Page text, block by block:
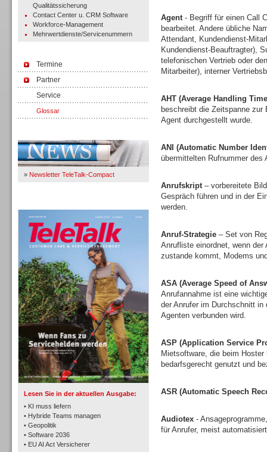
Qualitätssicherung
Contact Center u. CRM Software
Workforce-Management
Mehrwertdienste/Servicenummern
Termine
Partner
Service
Glossar
» Newsletter TeleTalk-Compact
Lesen Sie in der aktuellen Ausgabe:
• KI muss liefern
• Hybride Teams managen
• Geopolitik
• Software 2036
• EU AI Act Versicherer
TK- und ACD-Systeme
Workforce-Management
Agent- Begriff für einen Call
bearbeitet. Andere übliche
Attendant, Kundendienst-
Kundendienst-Beauftragter),
telefonischen Vertrieb oder
Mitarbeiter), interner
AHT (Average Handling
beschreibt die Zeitspanne
Agent durchgestellt wurde.
ANI (Automatic Number
übermittelten Rufnummer des
Anrufskript– vorbereitete
Gespräch führen und in der
werden.
Anruf-Strategie – Set von
Anrufliste einordnet, wenn
zustande kommt, Modems
ASA (Average Speed of
Anrufannahme ist eine
der Anrufer im Durchschnitt
Agenten verbunden wird.
ASP (Application Service
Mietsoftware, die beim
bedarfsgerecht genutzt und
ASR (Automatic Speech
Audiotex -
für Anrufer, meist